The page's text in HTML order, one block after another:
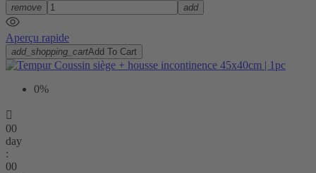
remove add
Aperçu rapide
add_shopping_cartAdd To Cart
0%

00
day
:
00